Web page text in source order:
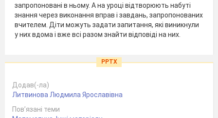
запропоновані в ньому. А на уроці відтворюють набуті
знання через виконання вправ і завдань, запропонованих
вчителем. Діти можуть задати запитання, які виникнули
у них вдома і вже всі разом знайти відповіді на них.
PPTX
Додав(-ла)
Литвинова Людмила Ярославівна
Пов’язані теми